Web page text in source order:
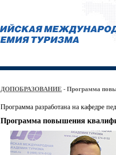
ДОПОБРАЗОВАНИЕ - Программа
Программа разработана на кафедре
Программа повышения